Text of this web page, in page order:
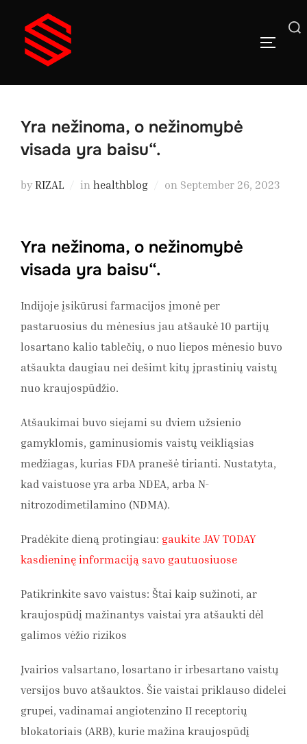
content
Search
Yra nežinoma, o nežinomybė
visada yra baisu“.
byRIZAL in healthblog on Posted
September 26, 2023
Yra nežinoma, o nežinomybė
visada yra baisu“.
Indijoje įsikūrusi farmacijos įmonė per
pastaruosius du mėnesius jau atšaukė 10 partijų
losartano kalio tablečių, o nuo liepos mėnesio buvo
atšaukta daugiau nei dešimt kitų įprastinių vaistų
nuo kraujospūdžio.
Atšaukimai buvo siejami su dviem užsienio
gamyklomis, gaminusiomis vaistų veikliąsias
medžiagas, kurias FDA pranešė tirianti. Nustatyta,
kad vaistuose yra arba NDEA, arba N-
nitrozodimetilamino (NDMA).
Pradėkite dieną protingiau: gaukite JAV TODAY
kasdieninę informaciją savo gautuosiuose
Patikrinkite savo vaistus: Štai kaip sužinoti, ar
kraujospūdį mažinantys vaistai yra atšaukti dėl
galimos vėžio rizikos
Įvairios valsartano, losartano ir irbesartano vaistų
versijos buvo atšauktos. Šie vaistai priklauso didelei
grupei, vadinamai angiotenzino II receptorių
blokatoriais (ARB), kurie mažina kraujospūdį